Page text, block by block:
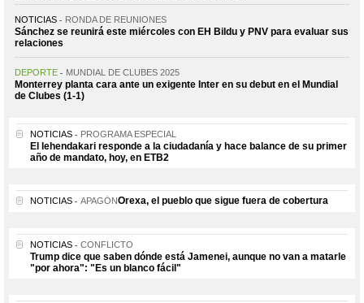
NOTICIAS RONDA DE REUNIONES
Sánchez se reunirá este miércoles con EH Bildu y PNV para evaluar sus
relaciones
DEPORTE MUNDIAL DE CLUBES 2025
Monterrey planta cara ante un exigente Inter en su debut en el Mundial
de Clubes (1-1)
NOTICIAS PROGRAMA ESPECIAL
El lehendakari responde a la ciudadanía y hace balance de su primer
año de mandato, hoy, en ETB2
NOTICIAS APAGÓNOrexa, el pueblo que sigue fuera de cobertura
NOTICIAS CONFLICTO
Trump dice que saben dónde está Jamenei, aunque no van a matarle
"por ahora": "Es un blanco fácil"